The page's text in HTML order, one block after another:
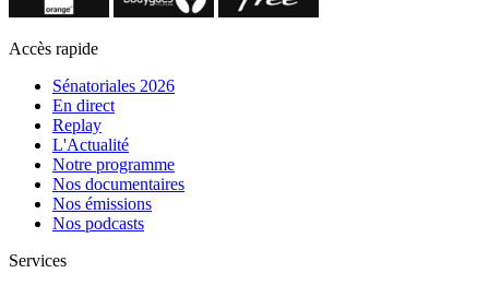
Accès rapide
Sénatoriales 2026
En direct
Replay
L'Actualité
Notre programme
Nos documentaires
Nos émissions
Nos podcasts
Services